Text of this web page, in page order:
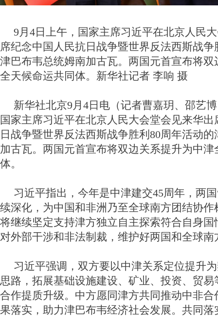
9月4日上午，国家主席习近平在北京人民
席纪念中国人民抗日战争暨世界反法西斯战争
津巴布韦总统姆南加古瓦。两国元首宣布将
全天候命运共同体。新华社记者 李响 摄
新华社北京9月4日电（记者曹嘉玥、邵艺
国家主席习近平在北京人民大会堂会见来华
日战争暨世界反法西斯战争胜利80周年活动
加古瓦。两国元首宣布将双边关系提升为中津
体。
习近平指出，今年是中津建交45周年，两
续深化，为中国和非洲乃至全球南方团结协
将继续坚定支持津方独立自主探索符合自身
对外部干涉和非法制裁，维护好两国和全球南
习近平强调，双方要以中津关系定位提升
思路，拓展基础设施建设、矿业、投资、贸
合作提质升级。中方愿同津方共同推动中非
果落实，助力津巴布韦经济社会发展。共同